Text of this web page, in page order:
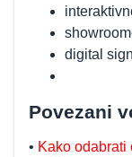
digital
Povezani
• Kako